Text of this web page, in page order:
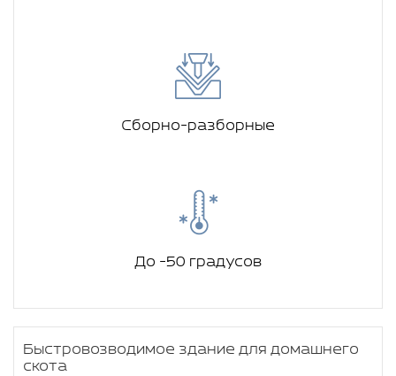
Сборно-разборные
До -50 градусов
Быстровозводимое здание для домашнего
скота